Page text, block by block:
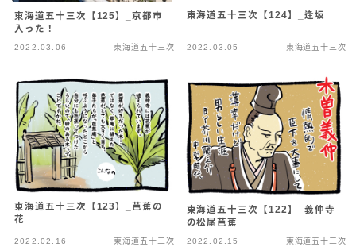
東海道五十三次【125】_京都市
入った！
2022.03.06 東海道五十三次
東海道五十三次【124】_逢坂
2022.03.05 東海道五十三次
東海道五十三次【123】_芭蕉の
花
2022.02.16 東海道五十三次
東海道五十三次【122】_義仲寺
の松尾芭蕉
2022.02.15 東海道五十三次